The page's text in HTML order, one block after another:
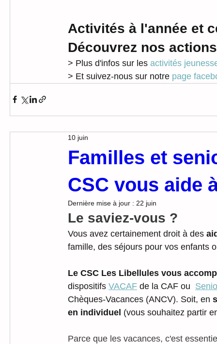
Activités à l'année et
Découvrez nos
> Plus d'infos sur les activités
> Et suivez-nous sur notre page
Familles et
CSC vous aide
10 juin
Dernière mise à jour : 22 juin
Le saviez-vous ?
Vous avez certainement droit à des
famille, des séjours pour vos enfants
Le CSC Les Libellules vous
dispositifs VACAF de la CAF ou
Chèques-Vacances (ANCV). Soit, en
en individuel (vous souhaitez partir
Parce que les vacances, c'est